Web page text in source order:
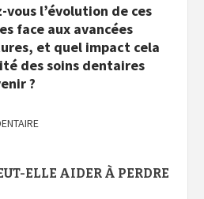
l’évolution de ces
face aux avancées
et quel impact cela
des soins dentaires
?
ELLE AIDER À PERDRE